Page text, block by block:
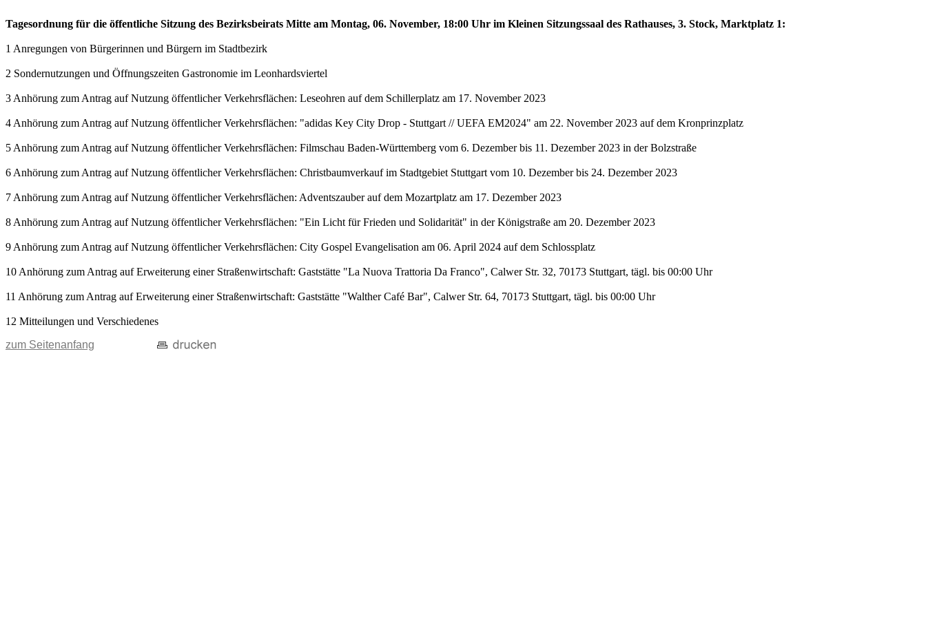
Tagesordnung für die öffentliche Sitzung des Bezirksbeirats Mitte am Montag, 06. November, 18:00 Uhr im Kleinen Sitzungssaal des Rathauses, 3. Stock, Marktplatz 1:
1 Anregungen von Bürgerinnen und Bürgern im Stadtbezirk
2 Sondernutzungen und Öffnungszeiten Gastronomie im Leonhardsviertel
3 Anhörung zum Antrag auf Nutzung öffentlicher Verkehrsflächen: Leseohren auf dem Schillerplatz am 17. November 2023
4 Anhörung zum Antrag auf Nutzung öffentlicher Verkehrsflächen: "adidas Key City Drop - Stuttgart // UEFA EM2024" am 22. November 2023 auf dem Kronprinzplatz
5 Anhörung zum Antrag auf Nutzung öffentlicher Verkehrsflächen: Filmschau Baden-Württemberg vom 6. Dezember bis 11. Dezember 2023 in der Bolzstraße
6 Anhörung zum Antrag auf Nutzung öffentlicher Verkehrsflächen: Christbaumverkauf im Stadtgebiet Stuttgart vom 10. Dezember bis 24. Dezember 2023
7 Anhörung zum Antrag auf Nutzung öffentlicher Verkehrsflächen: Adventszauber auf dem Mozartplatz am 17. Dezember 2023
8 Anhörung zum Antrag auf Nutzung öffentlicher Verkehrsflächen: "Ein Licht für Frieden und Solidarität" in der Königstraße am 20. Dezember 2023
9 Anhörung zum Antrag auf Nutzung öffentlicher Verkehrsflächen: City Gospel Evangelisation am 06. April 2024 auf dem Schlossplatz
10 Anhörung zum Antrag auf Erweiterung einer Straßenwirtschaft: Gaststätte "La Nuova Trattoria Da Franco", Calwer Str. 32, 70173 Stuttgart, tägl. bis 00:00 Uhr
11 Anhörung zum Antrag auf Erweiterung einer Straßenwirtschaft: Gaststätte "Walther Café Bar", Calwer Str. 64, 70173 Stuttgart, tägl. bis 00:00 Uhr
12 Mitteilungen und Verschiedenes
zum Seitenanfang